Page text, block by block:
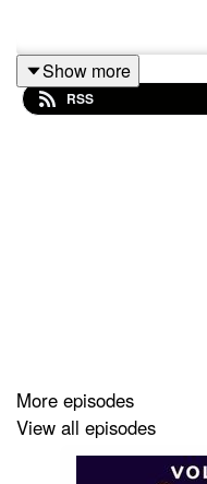
Show more
RSS
More episodes
View all episodes